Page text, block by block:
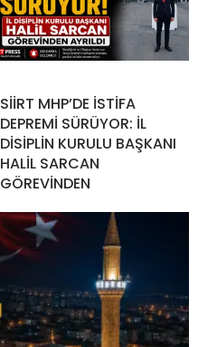
SİİRT MHP’DE İSTİFA
DEPREMİ SÜRÜYOR: İL
DİSİPLİN KURULU BAŞKANI
HALİL SARCAN
GÖREVİNDEN